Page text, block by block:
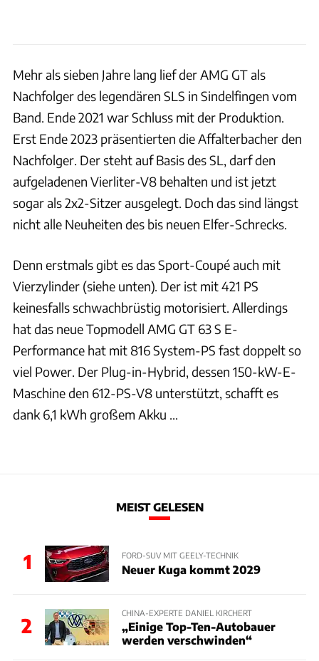
Mehr als sieben Jahre lang lief der AMG GT als
Nachfolger des legendären SLS in Sindelfingen vom
Band. Ende 2021 war Schluss mit der Produktion.
Erst Ende 2023 präsentierten die Affalterbacher den
Nachfolger. Der steht auf Basis des SL, darf den
aufgeladenen Vierliter-V8 behalten und ist jetzt
sogar als 2x2-Sitzer ausgelegt. Doch das sind längst
nicht alle Neuheiten des bis neuen Elfer-Schrecks.
Denn erstmals gibt es das Sport-Coupé auch mit
Vierzylinder (siehe unten). Der ist mit 421 PS
keinesfalls schwachbrüstig motorisiert. Allerdings
hat das neue Topmodell AMG GT 63 S E-
Performance hat mit 816 System-PS fast doppelt so
viel Power. Der Plug-in-Hybrid, dessen 150-kW-E-
Maschine den 612-PS-V8 unterstützt, schafft es
dank 6,1 kWh großem Akku ...
MEIST GELESEN
1 FORD-SUV MIT GEELY-TECHNIK
Neuer Kuga kommt 2029
2
CHINA-EXPERTE DANIEL KIRCHERT
„Einige Top-Ten-Autobauer
werden verschwinden“